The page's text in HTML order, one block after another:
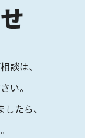
談は、
い。
たら、